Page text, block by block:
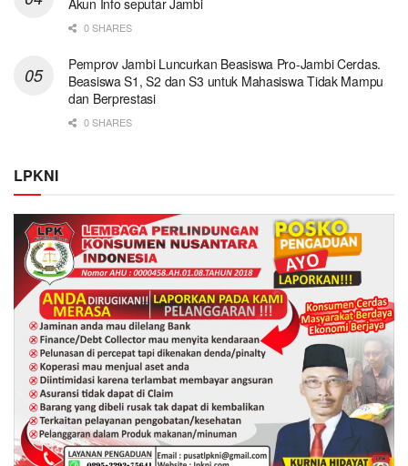
0 SHARES
Pemprov Jambi Luncurkan Beasiswa Pro-Jambi Cerdas.
Beasiswa S1, S2 dan S3 untuk Mahasiswa Tidak Mampu
dan Berprestasi
0 SHARES
LPKNI